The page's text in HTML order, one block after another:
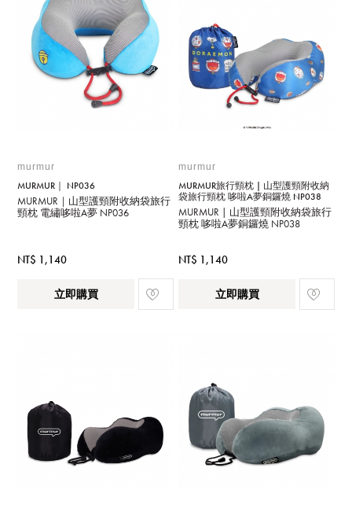
murmur
MURMUR｜ NP036
MURMUR｜山型護頸附收納袋旅行
頸枕 電繡哆啦A夢 NP036
NT$ 1,140
立即購買
murmur
MURMUR旅行頸枕 | 山型護頸附收納
袋旅行頸枕 哆啦A夢銅鑼燒 NP038
MURMUR | 山型護頸附收納袋旅行
頸枕 哆啦A夢銅鑼燒 NP038
NT$ 1,140
立即購買